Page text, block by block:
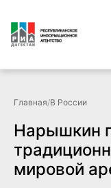
Главная/В России
Нарышкин
мировой